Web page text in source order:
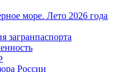
море. Лето 2026 года
загранпаспорта
России